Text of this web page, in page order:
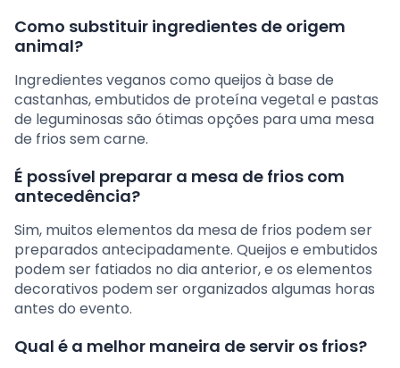
Como substituir ingredientes de origem
animal?
Ingredientes veganos como queijos à base de
castanhas, embutidos de proteína vegetal e pastas
de leguminosas são ótimas opções para uma mesa
de frios sem carne.
É possível preparar a mesa de frios com
antecedência?
Sim, muitos elementos da mesa de frios podem ser
preparados antecipadamente. Queijos e embutidos
podem ser fatiados no dia anterior, e os elementos
decorativos podem ser organizados algumas horas
antes do evento.
Qual é a melhor maneira de servir os frios?